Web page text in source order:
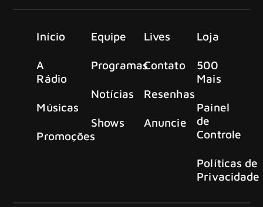
Início
A
Rádio
Músicas
Promoções
Equipe
Programas
Notícias
Shows
Lives
Contato
Resenhas
Anuncie
Loja
500
Mais
Painel
de
Controle
Políticas de
Privacidade